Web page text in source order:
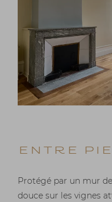
Entre
Protégé par un mur
douce sur les vignes